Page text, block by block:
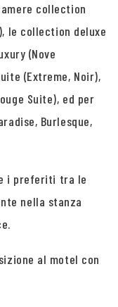
collection
le collection deluxe
(Nove
(Extreme, Noir),
Suite), ed per
Burlesque,
i preferiti tra le
nella stanza
al motel con